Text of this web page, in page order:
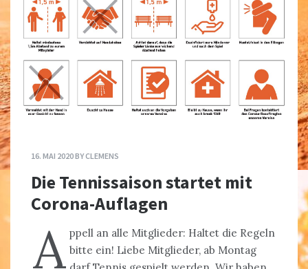
16. MAI 2020BYCLEMENS
Die Tennissaison startet mit
Corona-Auflagen
A ppell an alle Mitglieder: Haltet die Regeln
bitte ein! Liebe Mitglieder, ab Montag